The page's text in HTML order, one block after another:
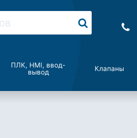
ПЛК, HMI, ввод-
вывод
Клапаны